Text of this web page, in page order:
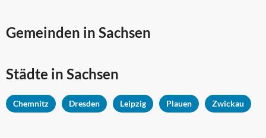
Gemeinden in Sachsen
Städte in Sachsen
Chemnitz Dresden Leipzig Plauen Zwickau